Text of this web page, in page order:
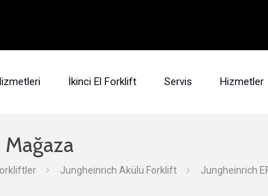
İkinci El Forklift Servis Hizmetler
Mağaza
Jungheinrich Akülü Forklift Jungheinrich